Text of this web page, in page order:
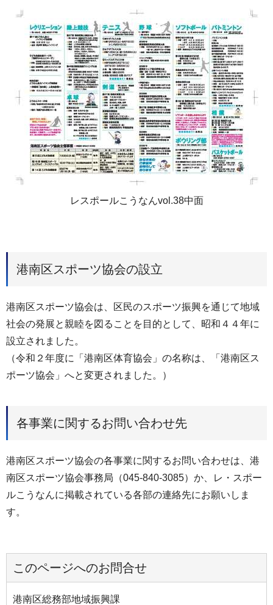
レスポールこうなんvol.38中面
港南区スポーツ協会の設立
港南区スポーツ協会は、区民のスポーツ振興を通じて地域
社会の発展と親睦を図ることを目的として、昭和４４年に
設立されました。
（令和２年度に「港南区体育協会」の名称は、「港南区ス
ポーツ協会」へと変更されました。）
各事業に関するお問い合わせ先
港南区スポーツ協会の各事業に関するお問い合わせは、港
南区スポーツ協会事務局（045-840-3085）か、レ・スポー
ルこうなんに掲載されている各部の連絡先にお願いしま
す。
このページへのお問合せ
港南区総務部地域振興課